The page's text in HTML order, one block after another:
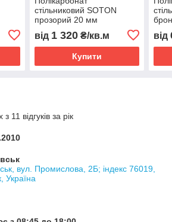
стільниковий SOTON
прозорий 20 мм
від 1 320₴/кв.м
Купити
від
11 відгуків за рік
вул. Промислова, 2Б; індекс 76019,
Україна